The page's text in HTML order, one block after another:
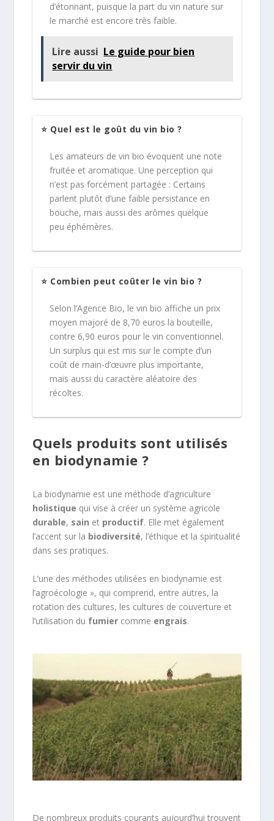
d’étonnant, puisque la part du vin nature sur
le marché est encore très faible.
Lire aussi Le guide pour bien
servir du vin
⭐ Quel est le goût du vin bio ?
Les amateurs de vin bio évoquent une note
fruitée et aromatique. Une perception qui
n’est pas forcément partagée : Certains
parlent plutôt d’une faible persistance en
bouche, mais aussi des arômes quelque
peu éphémères.
⭐ Combien peut coûter le vin bio ?
Selon l’Agence Bio, le vin bio affiche un prix
moyen majoré de 8,70 euros la bouteille,
contre 6,90 euros pour le vin conventionnel.
Un surplus qui est mis sur le compte d’un
coût de main-d’œuvre plus importante,
mais aussi du caractère aléatoire des
récoltes.
Quels produits sont utilisés
en biodynamie ?
La biodynamie est une méthode d’agriculture
holistique qui vise à créer un système agricole
durable, sain et productif. Elle met également
l’accent sur la biodiversité, l’éthique et la spiritualité
dans ses pratiques.
L’une des méthodes utilisées en biodynamie est
l’agroécologie », qui comprend, entre autres, la
rotation des cultures, les cultures de couverture et
l’utilisation du fumier comme engrais.
De nombreux produits courants aujourd’hui trouvent